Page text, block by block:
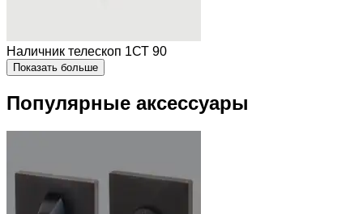
Наличник телескоп 1СТ 90
Показать больше
Популярные аксессуары